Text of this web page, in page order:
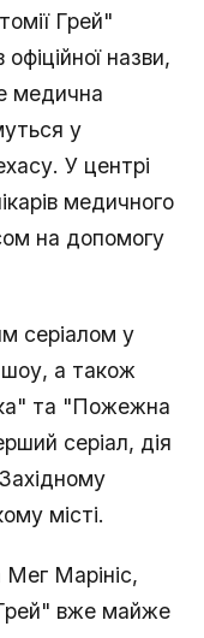
Грей"
назви,
медична
у
У центрі
медичного
на допомогу
серіалом у
шоу, а також
та "Пожежна
серіал, дія
місті.
Марініс,
вже майже